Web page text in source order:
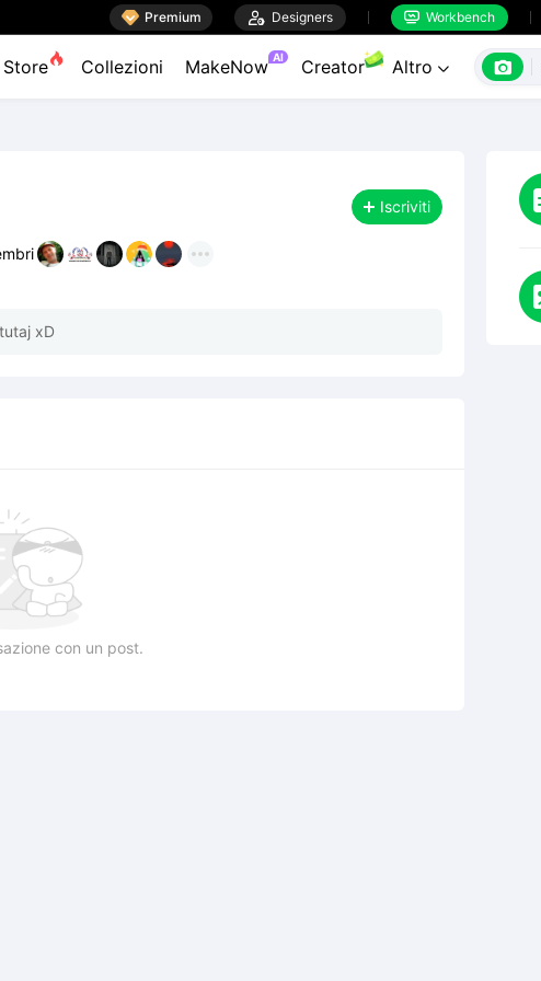
 Premium  Designers  Workbench
Store Collezioni MakeNow AI Creator Altro  
Iscriviti
xD
con un post.